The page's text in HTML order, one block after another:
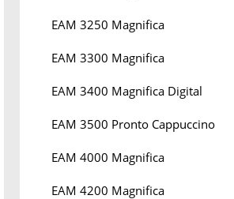
EAM 3250 Magnifica
EAM 3300 Magnifica
EAM 3400 Magnifica Digital
EAM 3500 Pronto Cappuccino
EAM 4000 Magnifica
EAM 4200 Magnifica